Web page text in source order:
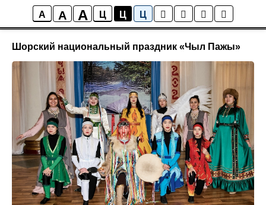
A A A Ц Ц Ц
Новости
Шорский национальный праздник «Чыл Пажы»